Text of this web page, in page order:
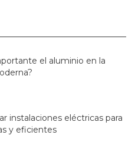
el aluminio en la
instalaciones eléctricas para
y eficientes